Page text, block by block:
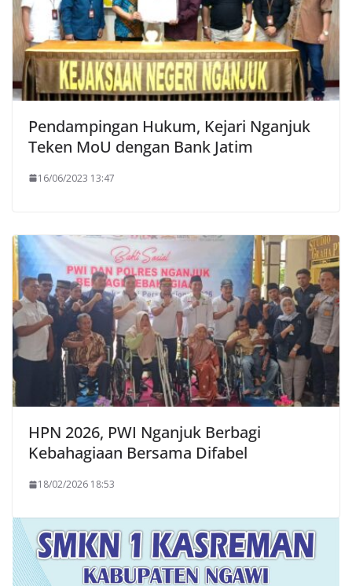
Pendampingan Hukum, Kejari Nganjuk
Teken MoU dengan Bank Jatim
16/06/2023 13:47
HPN 2026, PWI Nganjuk Berbagi
Kebahagiaan Bersama Difabel
18/02/2026 18:53